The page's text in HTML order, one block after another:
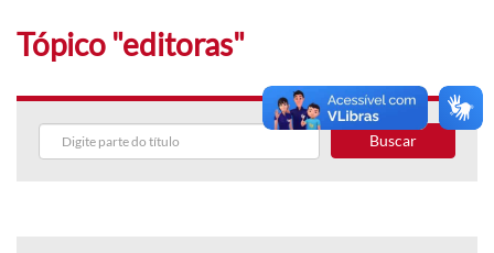
Tópico "editoras"
Buscar